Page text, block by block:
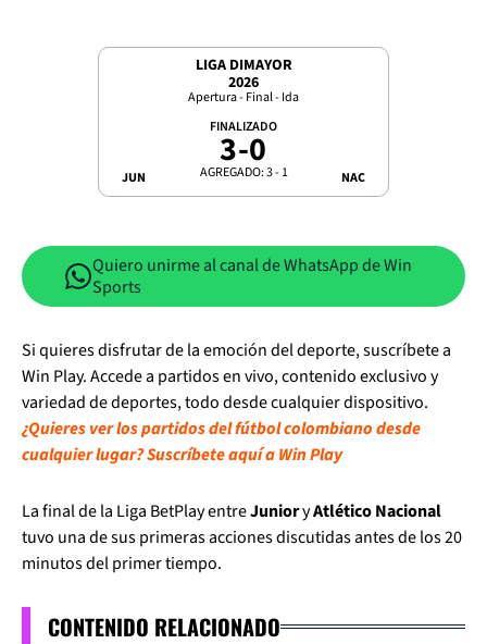
LIGA DIMAYOR
2026
Apertura - Final - Ida
JUN
FINALIZADO
3-0
AGREGADO: 3 - 1 NAC
Quiero unirme al canal de WhatsApp de Win
Sports
Si quieres disfrutar de la emoción del deporte, suscríbete a
Win Play. Accede a partidos en vivo, contenido exclusivo y
variedad de deportes, todo desde cualquier dispositivo.
¿Quieres ver los partidos del fútbol colombiano desde
cualquier lugar? Suscríbete aquí a Win Play
La final de la Liga BetPlay entreJunioryAtlético Nacional
tuvo una de sus primeras acciones discutidas antes de los 20
minutos del primer tiempo.
CONTENIDO RELACIONADO